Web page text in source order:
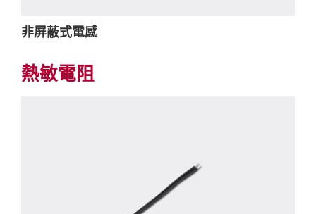
非屏蔽式電感
熱敏電阻